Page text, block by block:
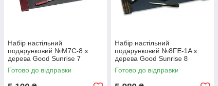
Набір настільний
подарунковий №M7C-8 з
дерева Good Sunrise 7
предметів (колір червоного
дерева)
Готово до відправки
Набір настільний
подарунковий №8FE-1A з
дерева Good Sunrise 8
предметів (колір чорного
дерева)
Готово до відправки